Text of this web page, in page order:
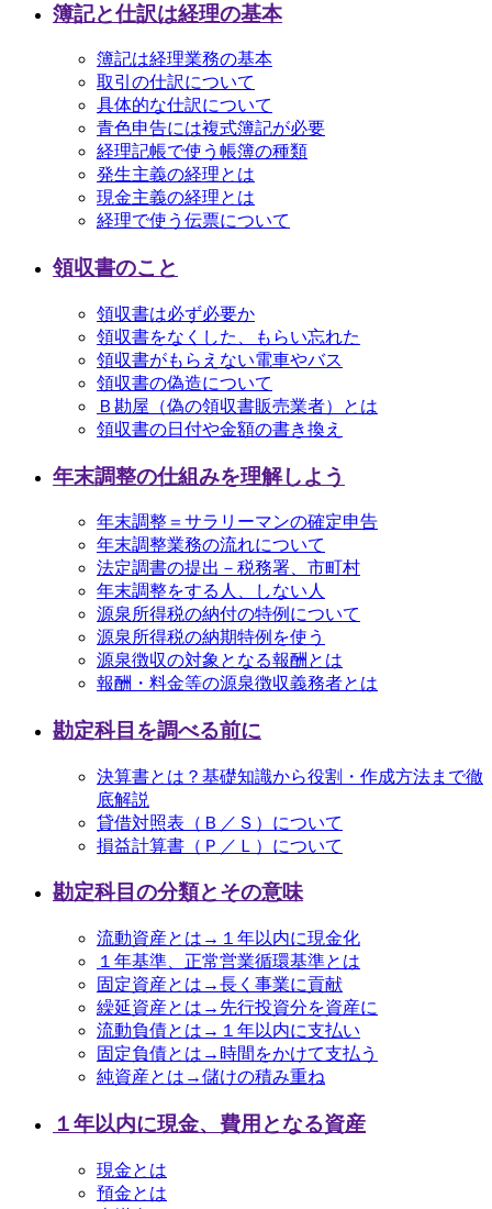
簿記と仕訳は経理の基本
簿記は経理業務の基本
取引の仕訳について
具体的な仕訳について
青色申告には複式簿記が必要
経理記帳で使う帳簿の種類
発生主義の経理とは
現金主義の経理とは
経理で使う伝票について
領収書のこと
領収書は必ず必要か
領収書をなくした、もらい忘れた
領収書がもらえない電車やバス
領収書の偽造について
Ｂ勘屋（偽の領収書販売業者）とは
領収書の日付や金額の書き換え
年末調整の仕組みを理解しよう
年末調整＝サラリーマンの確定申告
年末調整業務の流れについて
法定調書の提出－税務署、市町村
年末調整をする人、しない人
源泉所得税の納付の特例について
源泉所得税の納期特例を使う
源泉徴収の対象となる報酬とは
報酬・料金等の源泉徴収義務者とは
勘定科目を調べる前に
決算書とは？基礎知識から役割・作成方法まで徹
底解説
貸借対照表（Ｂ／Ｓ）について
損益計算書（Ｐ／Ｌ）について
勘定科目の分類とその意味
流動資産とは→１年以内に現金化
１年基準、正常営業循環基準とは
固定資産とは→長く事業に貢献
繰延資産とは→先行投資分を資産に
流動負債とは→１年以内に支払い
固定負債とは→時間をかけて支払う
純資産とは→儲けの積み重ね
１年以内に現金、費用となる資産
現金とは
預金とは